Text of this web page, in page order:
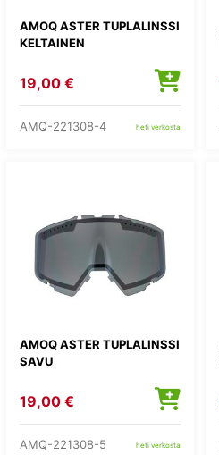
AMOQ ASTER TUPLALINSSI
KELTAINEN
19,00 €
AMQ-221308-4 heti verkosta
AMOQ ASTER TUPLALINSSI
SAVU
19,00 €
AMQ-221308-5 heti verkosta